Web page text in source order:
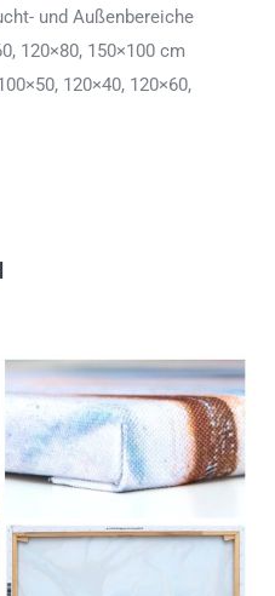
und Außenbereiche
120×80, 150×100 cm
120×40, 120×60,